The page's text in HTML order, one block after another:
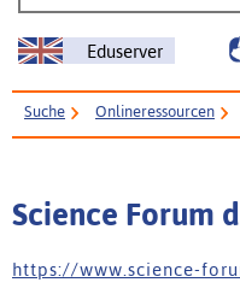
Eduserver
Suche Onlineressourcen
Science Forum
h t t p s : / / w w w . s c i e n c e - f o r